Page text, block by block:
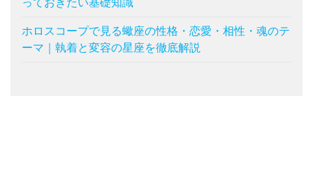
ホロスコープで見る蠍座の性格・恋愛・相性・魂のテ
ーマ｜執着と変容の星座を徹底解説